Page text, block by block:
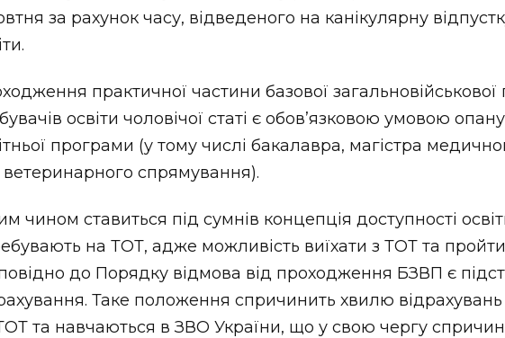
за рахунок часу, відведеного на канікулярну
практичної частини базової загальновійськової
освіти чоловічої статі є обов’язковою умовою
програми (у тому числі бакалавра, магістра
ветеринарного спрямування).
чином ставиться під сумнів концепція доступності
на ТОТ, адже можливість виїхати з ТОТ та
до Порядку відмова від проходження БЗВП є
Таке положення спричинить хвилю
та навчаються в ЗВО України, що у свою чергу